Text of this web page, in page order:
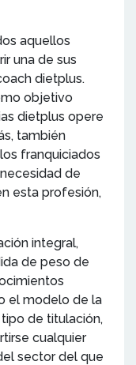
aquellos
una de sus
dietplus.
objetivo
dietplus opere
también
franquiciados
de
esta profesión,
integral,
de peso de
el modelo de la
de titulación,
cualquier
sector del que